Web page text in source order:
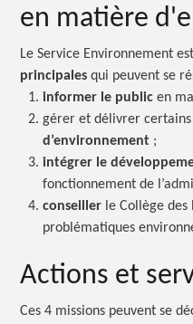
en matière
Le Service Environnement
principales qui peuvent se
informer le public en
gérer et délivrer certains
d’environnement ;
intégrer le
fonctionnement de
conseiller le Collège
problématiques
Actions et
Ces 4 missions peuvent se